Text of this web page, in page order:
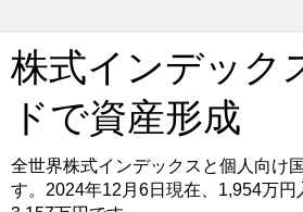
株式インデック
ドで資産形成
全世界株式インデックスと個人向け
す。2024年12月6日現在、1,954万円